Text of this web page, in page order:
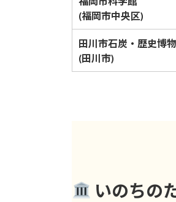
(福岡市中央区)
田川市石炭・歴史博
(田川市)
いのちの